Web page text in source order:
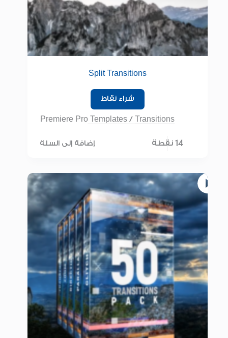
Split Transitions
شراء نقاط
Premiere Pro Templates/ Transitions
14 نقطة إضافة إلى السلة